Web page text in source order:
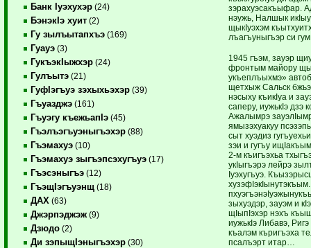
Банк Iуэхухэр (24)
БэнэкIэ хуит (2)
Гу зылъытапхъэ (169)
Гуауэ (3)
ГукъэкIыжхэр (24)
Гулъытэ (21)
ГуфIэгъуэ зэхыхьэхэр (39)
Гъуазджэ (161)
Гъуэгу къежьапIэ (45)
Гъэлъэгъуэныгъэхэр (88)
Гъэмахуэ (10)
Гъэмахуэ зыгъэпсэхугъуэ (17)
Гъэсэныгъэ (12)
ГъэщIэгъуэнщ (18)
ДАХ (63)
Джэрпэджэж (9)
Дзюдо (2)
Ди зэпыщIэныгъэхэр (30)
зэрахуэсакъыфар.
нэужь, Налшык
щыкIуэхэм
лъагъуныгъэр си
1945 гъэм, зауэр
фронтым майору
укъеплъыхмэ»
щетхыж Сальск
нэсыху къикIуа и
саперу, иужькIэ дзэ
Ажалымрэ
ямызэхуакуу
сыт хуэдиз
зэи и гугъу
2-м къигъэхьа
укIыгъэрэ лейрэ
Iуэхугъуэ.
зыхуэдэр,
щIыпIэхэр нэхъ
иужькIэ Либавэ,
къалэм къригъэха
псалъэрт итар…